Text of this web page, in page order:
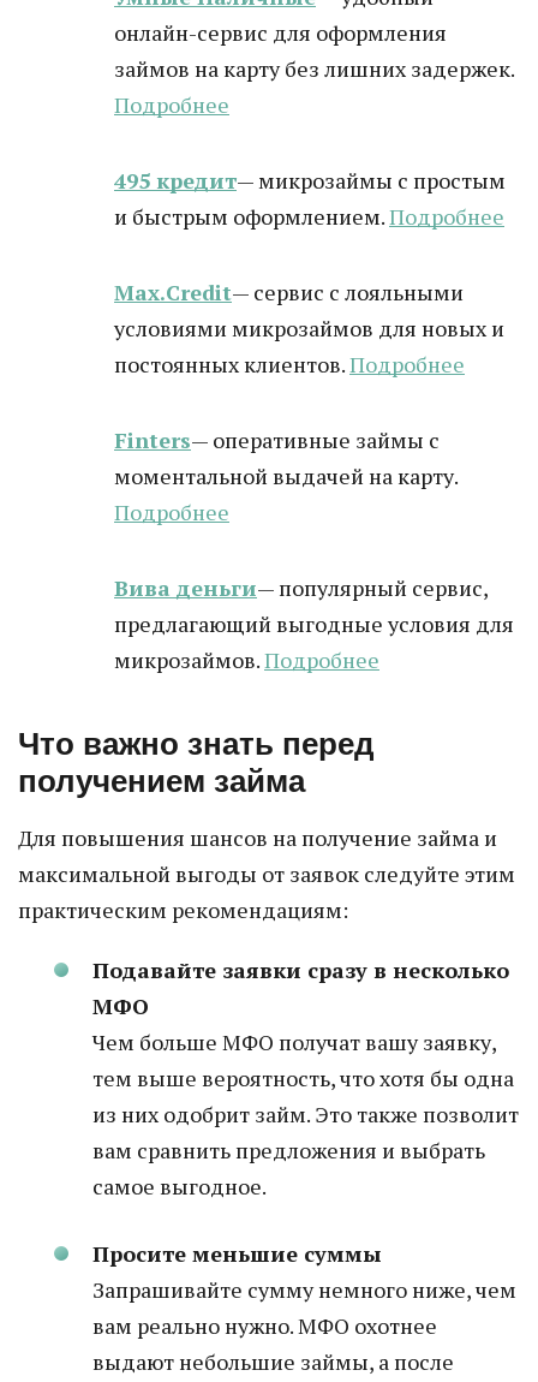
онлайн-сервис для оформления
займов на карту без лишних задержек.
Подробнее
495 кредит— микрозаймы с простым
и быстрым оформлением.Подробнее
Max.Credit— сервис с лояльными
условиями микрозаймов для новых и
постоянных клиентов.Подробнее
Finters— оперативные займы с
моментальной выдачей на карту.
Подробнее
Вива деньги— популярный сервис,
предлагающий выгодные условия для
микрозаймов.Подробнее
Что важно знать перед
получением займа
Для повышения шансов на получение займа и
максимальной выгоды от заявок следуйте этим
практическим рекомендациям:
Подавайте заявки сразу в несколько
МФО
Чем больше МФО получат вашу заявку,
тем выше вероятность, что хотя бы одна
из них одобрит займ. Это также позволит
вам сравнить предложения и выбрать
самое выгодное.
Просите меньшие суммы
Запрашивайте сумму немного ниже, чем
вам реально нужно. МФО охотнее
выдают небольшие займы, а после